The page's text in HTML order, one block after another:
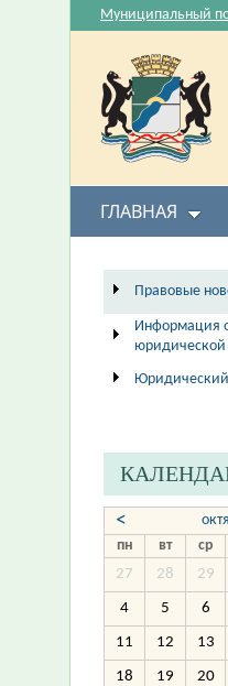
Муниципальный
ГЛАВНАЯ
Правовые
Информация
Юридический
<
пн вт ср
27
28 29
4 5 6
11 12 13
18 19 20